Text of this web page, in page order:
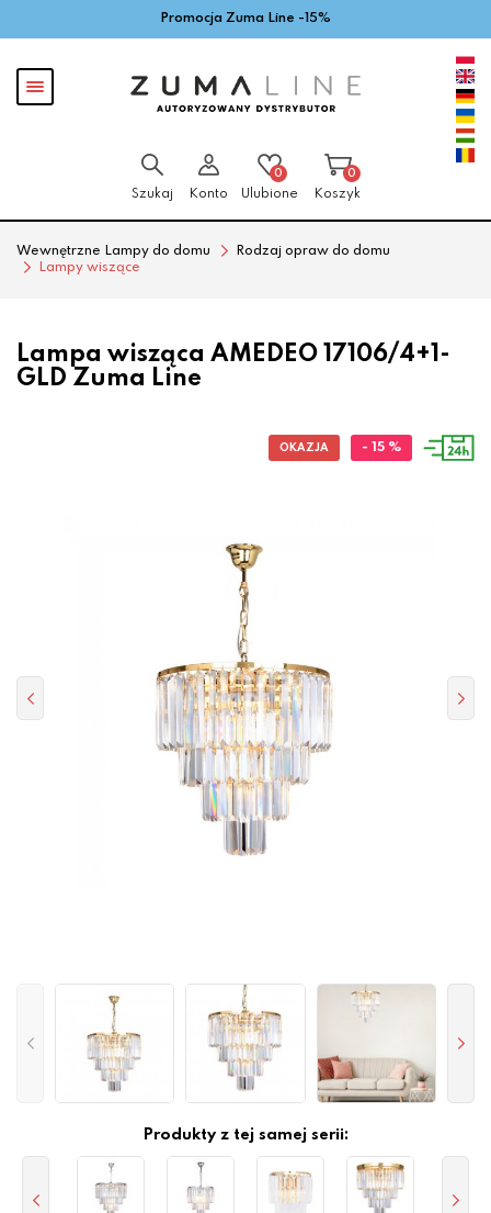
Przejdź
głównego
Przejdź
menu
stopce
Promocja Zuma Line -15%
Pokaż
menu
Szukaj Konto
0
Ulubione
0
Koszyk
Wewnętrzne Lampy do domu
Rodzaj opraw do domu
Lampy wiszące
Lampa wisząca AMEDEO 17106/4+1-
GLD Zuma Line
- 15 %
Produkty z tej samej serii: